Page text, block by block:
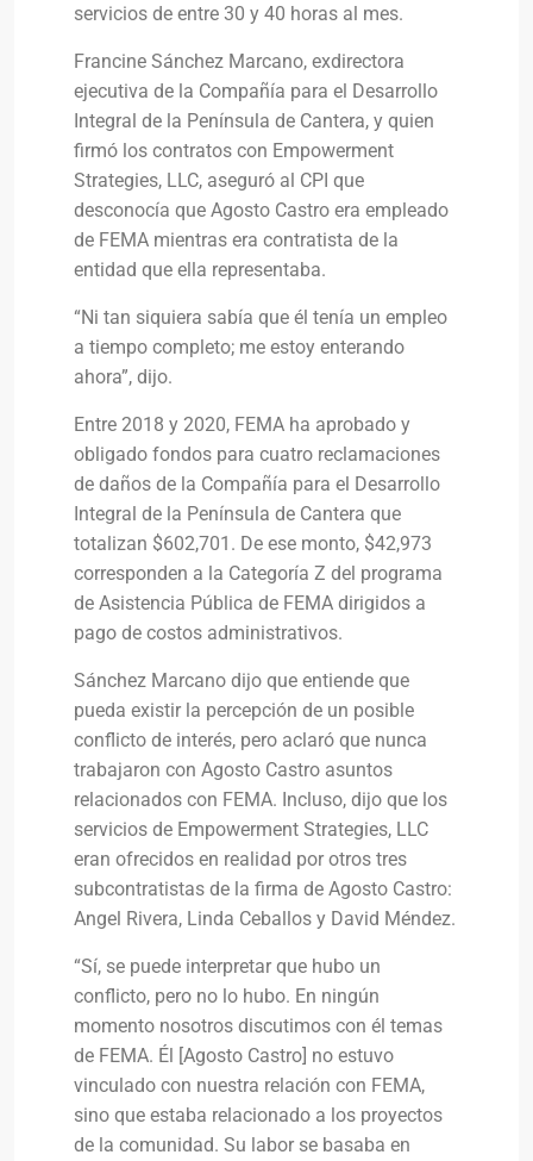
servicios de entre 30 y 40 horas al mes.
Francine Sánchez Marcano, exdirectora
ejecutiva de la Compañía para el Desarrollo
Integral de la Península de Cantera, y quien
firmó los contratos con Empowerment
Strategies, LLC, aseguró al CPI que
desconocía que Agosto Castro era empleado
de FEMA mientras era contratista de la
entidad que ella representaba.
“Ni tan siquiera sabía que él tenía un empleo
a tiempo completo; me estoy enterando
ahora”, dijo.
Entre 2018 y 2020, FEMA ha aprobado y
obligado fondos para cuatro reclamaciones
de daños de la Compañía para el Desarrollo
Integral de la Península de Cantera que
totalizan $602,701. De ese monto, $42,973
corresponden a la Categoría Z del programa
de Asistencia Pública de FEMA dirigidos a
pago de costos administrativos.
Sánchez Marcano dijo que entiende que
pueda existir la percepción de un posible
conflicto de interés, pero aclaró que nunca
trabajaron con Agosto Castro asuntos
relacionados con FEMA. Incluso, dijo que los
servicios de Empowerment Strategies, LLC
eran ofrecidos en realidad por otros tres
subcontratistas de la firma de Agosto Castro:
Angel Rivera, Linda Ceballos y David Méndez.
“Sí, se puede interpretar que hubo un
conflicto, pero no lo hubo. En ningún
momento nosotros discutimos con él temas
de FEMA. Él [Agosto Castro] no estuvo
vinculado con nuestra relación con FEMA,
sino que estaba relacionado a los proyectos
de la comunidad. Su labor se basaba en